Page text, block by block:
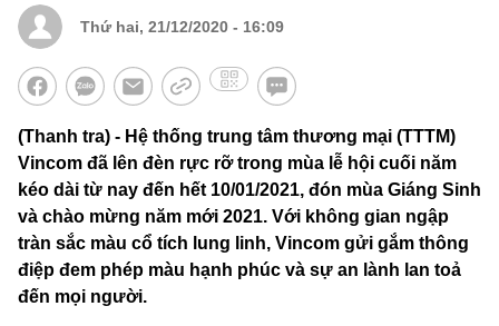
Thứ hai, 21/12/2020 - 16:09
(Thanh tra) - Hệ thống trung tâm thương mại (TTTM)
Vincom đã lên đèn rực rỡ trong mùa lễ hội cuối năm
kéo dài từ nay đến hết 10/01/2021, đón mùa Giáng Sinh
và chào mừng năm mới 2021. Với không gian ngập
tràn sắc màu cổ tích lung linh, Vincom gửi gắm thông
điệp đem phép màu hạnh phúc và sự an lành lan toả
đến mọi người.